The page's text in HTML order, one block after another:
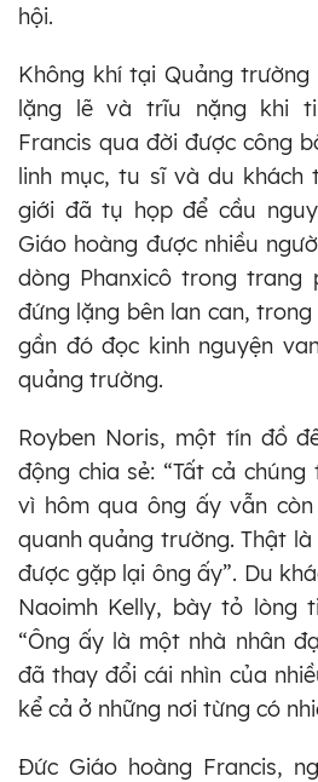
hội.
Không khí tại Quảng trường
lặng lẽ và trĩu nặng khi
Francis qua đời được công
linh mục, tu sĩ và du khách
giới đã tụ họp để cầu
Giáo hoàng được nhiều
dòng Phanxicô trong trang
đứng lặng bên lan can,
gần đó đọc kinh nguyện
quảng trường.
Royben Noris, một tín đồ
động chia sẻ: “Tất cả
vì hôm qua ông ấy vẫn
quanh quảng trường. Thật
được gặp lại ông ấy”. Du
Naoimh Kelly, bày tỏ lòng
“Ông ấy là một nhà nhân
đã thay đổi cái nhìn của
kể cả ở những nơi từng có
Đức Giáo hoàng Francis,